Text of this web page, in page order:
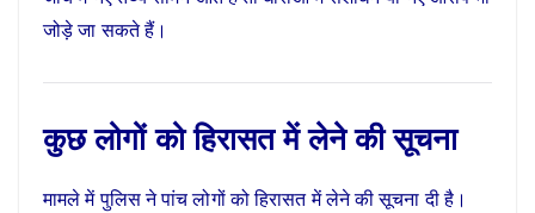
जोड़े जा सकते हैं।
कुछ लोगों को हिरासत में लेने की सूचना
मामले में पुलिस ने पांच लोगों को हिरासत में लेने की सूचना दी है।